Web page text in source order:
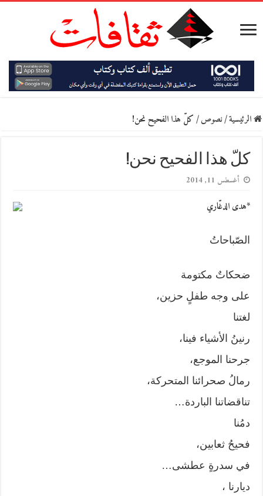
الرئيسية/نصوص/كلّ هذا الفحيح نحن!
كلّ هذا الفحيح نحن!
أغسطس 11, 2014
*هدى الدغّاري
الصّباحاتُ
ضحكاتٌ مكتومة
على وجه طفلٍ حزين،
لغتنا
رنينُ الأشياء فينا،
جرحنا الموجع،
رمالُ صحرائنا المتحركة،
تناقضاتنا الباردة…
دمُنا
فحيحُ ثعابين،
في سدرةٍ عطشى…
ديارنا ،